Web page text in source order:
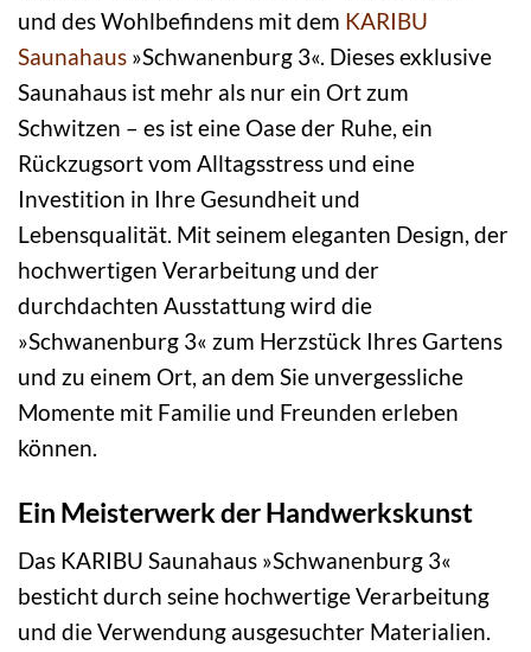
und des Wohlbefindens mit dem KARIBU
Saunahaus »Schwanenburg 3«. Dieses exklusive
Saunahaus ist mehr als nur ein Ort zum
Schwitzen – es ist eine Oase der Ruhe, ein
Rückzugsort vom Alltagsstress und eine
Investition in Ihre Gesundheit und
Lebensqualität. Mit seinem eleganten Design, der
hochwertigen Verarbeitung und der
durchdachten Ausstattung wird die
»Schwanenburg 3« zum Herzstück Ihres Gartens
und zu einem Ort, an dem Sie unvergessliche
Momente mit Familie und Freunden erleben
können.
Ein Meisterwerk der Handwerkskunst
Das KARIBU Saunahaus »Schwanenburg 3«
besticht durch seine hochwertige Verarbeitung
und die Verwendung ausgesuchter Materialien.